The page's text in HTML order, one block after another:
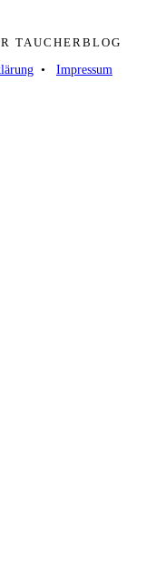
TAUCHERBLOG
­ • ­Impressum